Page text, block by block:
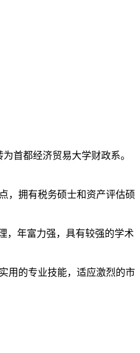
首都经济贸易大学财政系。
，拥有税务硕士和资产评估硕
，年富力强，具有较强的学术
用的专业技能，适应激烈的市